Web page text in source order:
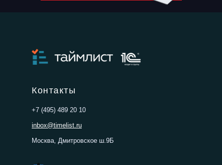
+7 (495) 489 20 10
inbox@timelist.ru
Москва, Дмитровское ш.9Б
Контакты